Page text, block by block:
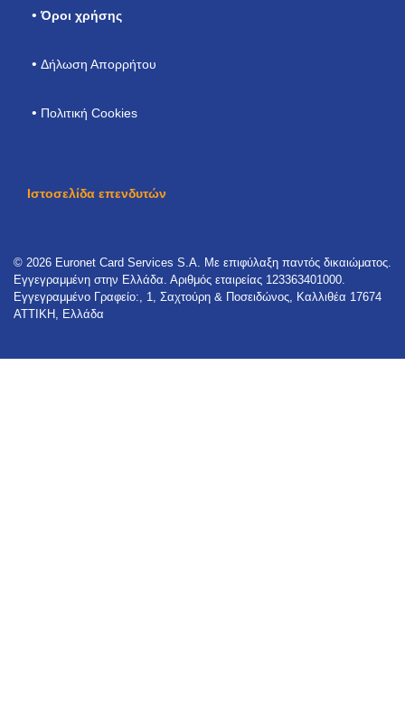
Όροι χρήσης
Δήλωση Απορρήτου
Πολιτική Cookies
Ιστοσελίδα επενδυτών
© 2026 Euronet Card Services S.A. Με επιφύλαξη παντός δικαιώματος.
Εγγεγραμμένη στην Ελλάδα. Αριθμός εταιρείας 123363401000.
Εγγεγραμμένο Γραφείο:, 1, Σαχτούρη & Ποσειδώνος, Καλλιθέα 17674
ΑΤΤΙΚΗ, Ελλάδα